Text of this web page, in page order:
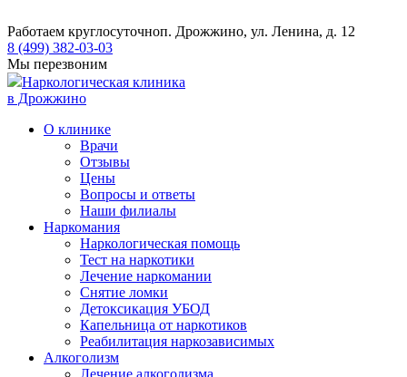
Работаем круглосуточноп. Дрожжино, ул. Ленина, д. 12
8 (499) 382-03-03
Мы перезвоним
Наркологическая клиника
в Дрожжино
О клинике
Врачи
Отзывы
Цены
Вопросы и ответы
Наши филиалы
Наркомания
Наркологическая помощь
Тест на наркотики
Лечение наркомании
Снятие ломки
​​Детоксикация УБОД
Капельница от наркотиков
Реабилитация наркозависимых
Алкоголизм
Лечение алкоголизма